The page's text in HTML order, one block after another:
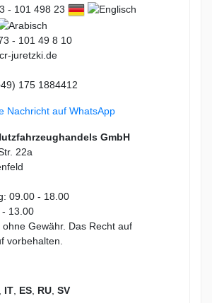
- 101 498 23
- 101 49 8 10
juretzki.de
175 1884412
Nachricht auf WhatsApp
GmbH
22a
09.00 - 18.00
- 13.00
ohne Gewähr. Das Recht auf
vorbehalten.
, IT, ES, RU, SV